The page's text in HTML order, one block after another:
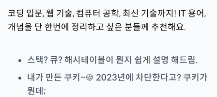
코딩 입문, 웹 기술, 컴퓨터 공학, 최신 기술까지! IT 용어,
개념을 단 한번에 정리하고 싶은 분들께 추천해요.
스택? 큐? 해시테이블이 뭔지 쉽게 설명 해드림.
내가 만든 쿠키~🍪 2023년에 차단한다고? 쿠키가
뭔데;